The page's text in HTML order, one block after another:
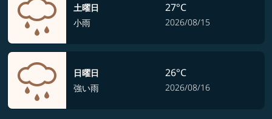
土曜日
小雨
27°C
2026/08/15
日曜日
強い雨
26°C
2026/08/16